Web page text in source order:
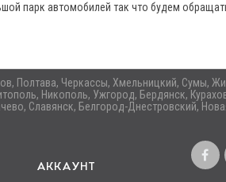
парк автомобилей так что будем
Полтава, Черкассы, Хмельницкий, Сумы,
Никополь, Ужгород, Бердянск,
Славянск, Белгород-Днестровский,
АККАУНТ